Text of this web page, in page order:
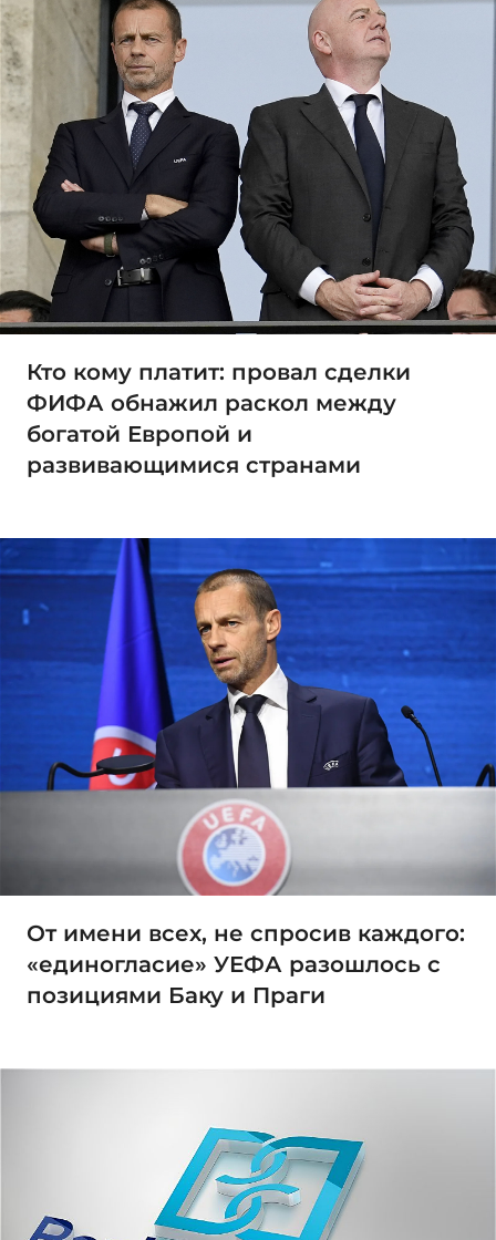
Кто кому платит: провал сделки
ФИФА обнажил раскол между
богатой Европой и
развивающимися странами
От имени всех, не спросив каждого:
«единогласие» УЕФА разошлось с
позициями Баку и Праги